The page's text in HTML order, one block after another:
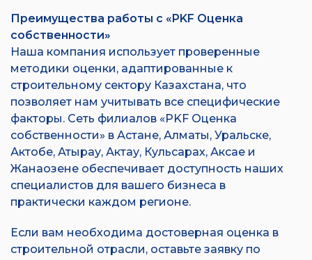
Преимущества работы с «PKF Оценка
собственности»
Наша компания использует проверенные
методики оценки, адаптированные к
строительному сектору Казахстана, что
позволяет нам учитывать все специфические
факторы. Сеть филиалов «PKF Оценка
собственности» в Астане, Алматы, Уральске,
Актобе, Атырау, Актау, Кульсарах, Аксае и
Жанаозене обеспечивает доступность наших
специалистов для вашего бизнеса в
практически каждом регионе.
Если вам необходима достоверная оценка в
строительной отрасли, оставьте заявку по